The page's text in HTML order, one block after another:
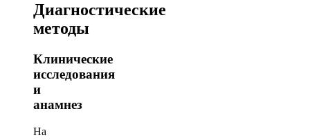
Диагностические
методы
Клинические
исследования
и
анамнез
На